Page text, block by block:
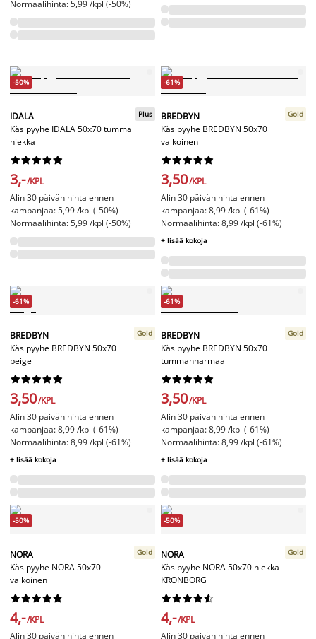
Normaalihinta: 5,99 /kpl (-50%)
-50%
IDALA
Käsipyyhe IDALA 50x70 tumma
hiekka
Plus






3,-/KPL
Alin 30 päivän hinta ennen
kampanjaa: 5,99 /kpl (-50%)
Normaalihinta: 5,99 /kpl (-50%)
-61%
BREDBYN
Käsipyyhe BREDBYN 50x70
valkoinen
Gold






3,50/KPL
Alin 30 päivän hinta ennen
kampanjaa: 8,99 /kpl (-61%)
Normaalihinta: 8,99 /kpl (-61%)
+ lisää kokoja
-61%
BREDBYN
Käsipyyhe BREDBYN 50x70
beige
Gold






3,50/KPL
Alin 30 päivän hinta ennen
kampanjaa: 8,99 /kpl (-61%)
Normaalihinta: 8,99 /kpl (-61%)
+ lisää kokoja
-61%
BREDBYN
Käsipyyhe BREDBYN 50x70
tummanharmaa
Gold






3,50/KPL
Alin 30 päivän hinta ennen
kampanjaa: 8,99 /kpl (-61%)
Normaalihinta: 8,99 /kpl (-61%)
+ lisää kokoja
-50%
NORA
Käsipyyhe NORA 50x70
valkoinen
Gold






4,-/KPL
Alin 30 päivän hinta ennen
-50%
NORA
Käsipyyhe NORA 50x70 hiekka
KRONBORG
Gold






4,-/KPL
Alin 30 päivän hinta ennen